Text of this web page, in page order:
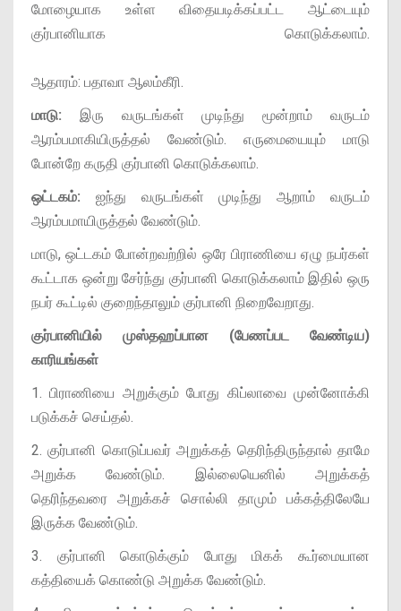
மோழையாக உள்ள விதையடிக்கப்பட்ட ஆட்டையும்
குர்பானியாக கொடுக்கலாம்.
ஆதாரம்: பதாவா ஆலம்கீரி.
மாடு: இரு வருடங்கள் முடிந்து மூன்றாம் வருடம்
ஆரம்பமாகியிருத்தல் வேண்டும். எருமையையும் மாடு
போன்றே கருதி குர்பானி கொடுக்கலாம்.
ஒட்டகம்: ஐந்து வருடங்கள் முடிந்து ஆறாம் வருடம்
ஆரம்பமாயிருத்தல் வேண்டும்.
மாடு, ஒட்டகம் போன்றவற்றில் ஒரே பிராணியை ஏழு நபர்கள்
கூட்டாக ஒன்று சேர்ந்து குர்பானி கொடுக்கலாம் இதில் ஒரு
நபர் கூட்டில் குறைந்தாலும் குர்பானி நிறைவேறாது.
குர்பானியில் முஸ்தஹப்பான (பேணப்பட வேண்டிய)
காரியங்கள்
1. பிராணியை அறுக்கும் போது கிப்லாவை முன்னோக்கி
படுக்கச் செய்தல்.
2. குர்பானி கொடுப்பவர் அறுக்கத் தெரிந்திருந்தால் தாமே
அறுக்க வேண்டும். இல்லையெனில் அறுக்கத்
தெரிந்தவரை அறுக்கச் சொல்லி தாமும் பக்கத்திலேயே
இருக்க வேண்டும்.
3. குர்பானி கொடுக்கும் போது மிகக் கூர்மையான
கத்தியைக் கொண்டு அறுக்க வேண்டும்.